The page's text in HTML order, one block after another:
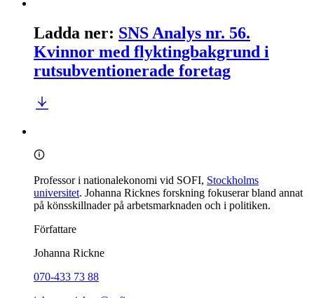
Ladda ner: SNS Analys nr. 56.
Kvinnor med flyktingbakgrund i
rutsubventionerade foretag
Professor i nationalekonomi vid SOFI, Stockholms
universitet. Johanna Ricknes forskning fokuserar bland annat
på könsskillnader på arbetsmarknaden och i politiken.
Författare
Johanna Rickne
070-433 73 88